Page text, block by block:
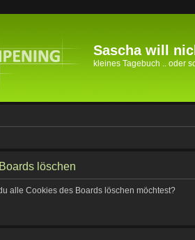
Sascha will
kleines Tagebuch .. oder
löschen
alle Cookies des Boards löschen möchtest?